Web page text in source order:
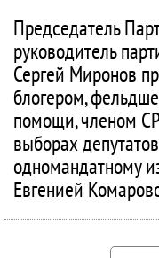
Председатель
руководитель
Сергей Миронов
блогером,
помощи, членом
выборах
одномандатному
Евгенией